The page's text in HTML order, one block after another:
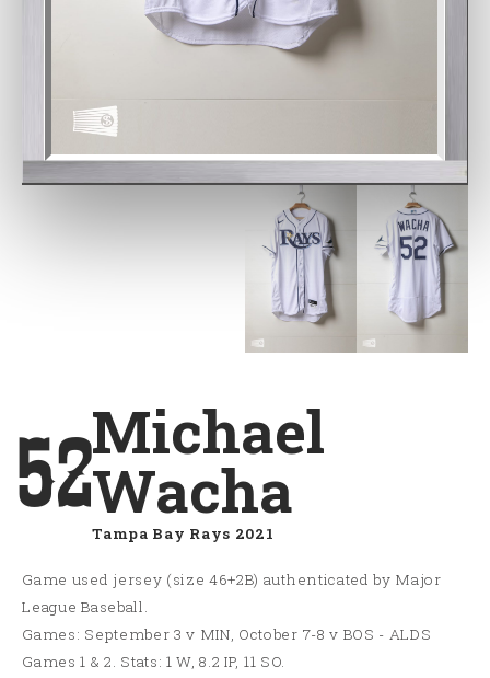
52Michael
Wacha
Tampa Bay Rays 2021
Game used jersey (size 46+2B) authenticated by Major
League Baseball.
Games: September 3 v MIN, October 7-8 v BOS - ALDS
Games 1 & 2. Stats: 1 W, 8.2 IP, 11 SO.